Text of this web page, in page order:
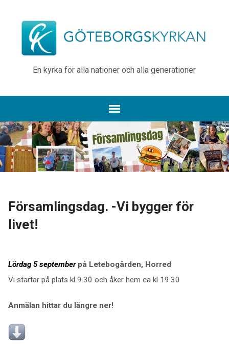
En kyrka för alla nationer och alla generationer
Församlingsdag. -Vi bygger för
livet!
Lördag 5 septemberpå Letebogården, Horred
Vi startar på plats kl 9.30 och åker hem ca kl 19.30
Anmälan hittar du längre ner!